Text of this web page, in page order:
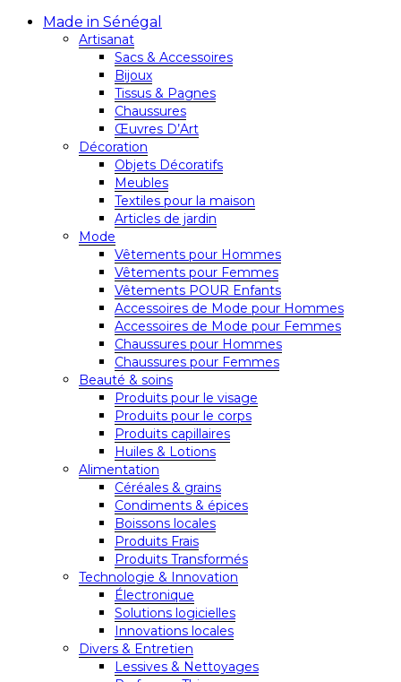
Made in Sénégal
Artisanat
Sacs & Accessoires
Bijoux
Tissus & Pagnes
Chaussures
Œuvres D’Art
Décoration
Objets Décoratifs
Meubles
Textiles pour la maison
Articles de jardin
Mode
Vêtements pour Hommes
Vêtements pour Femmes
Vêtements POUR Enfants
Accessoires de Mode pour Hommes
Accessoires de Mode pour Femmes
Chaussures pour Hommes
Chaussures pour Femmes
Beauté & soins
Produits pour le visage
Produits pour le corps
Produits capillaires
Huiles & Lotions
Alimentation
Céréales & grains
Condiments & épices
Boissons locales
Produits Frais
Produits Transformés
Technologie & Innovation
Électronique
Solutions logicielles
Innovations locales
Divers & Entretien
Lessives & Nettoyages